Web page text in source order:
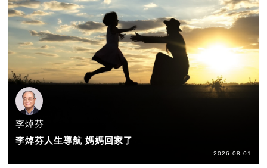
李焯芬
李焯芬人生導航 媽媽回家了
2026-08-01